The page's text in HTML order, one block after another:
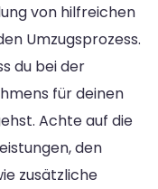
von hilfreichen
Umzugsprozess.
du bei der
für deinen
Achte auf die
den
zusätzliche